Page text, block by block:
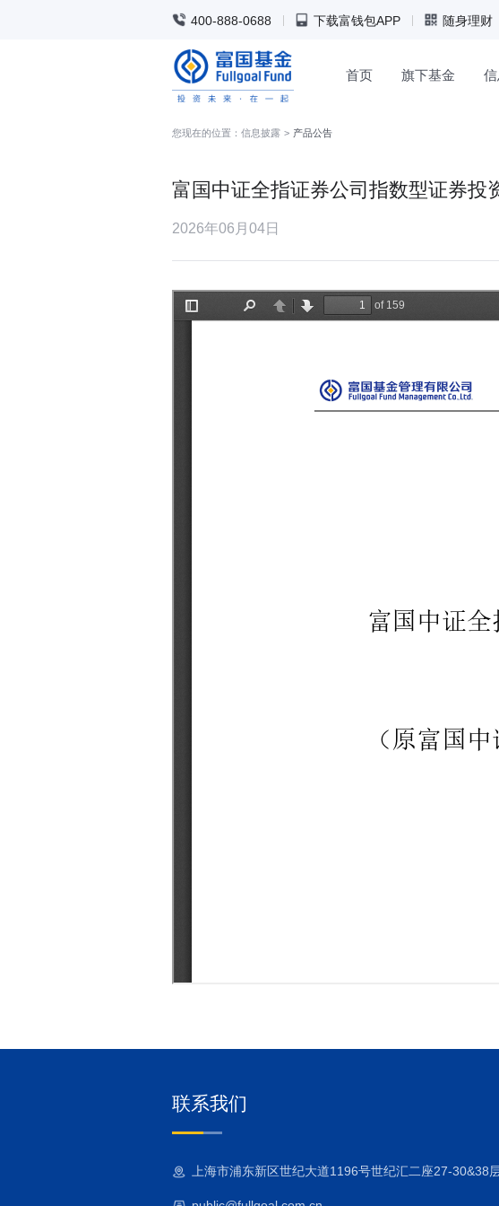
400-888-0688 下载富钱包APP 随身理财
首页 旗下基金
您现在的位置： 信息披露 > 产品公告
富国中证全指证券公司指数型证券投
2026年06月04日
联系我们
上海市浦东新区世纪大道1196号世纪汇二座27-30&38